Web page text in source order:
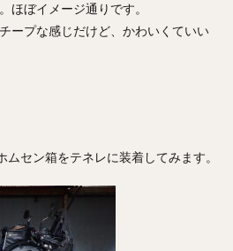
ほぼイメージ通りです。
ープな感じだけど、かわいくていい
セン箱をテネレに装着してみます。